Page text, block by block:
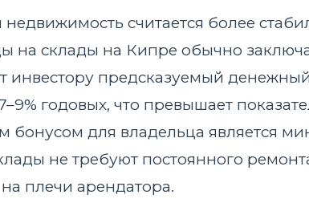
недвижимость считается более
на склады на Кипре обычно
инвестору предсказуемый
годовых, что превышает
для владельца является
не требуют постоянного
плечи арендатора.